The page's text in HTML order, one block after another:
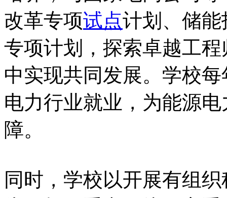
改革专项试点计划、储
专项计划，探索卓越工
中实现共同发展。学校
电力行业就业，为能源
障。
同时，学校以开展有组